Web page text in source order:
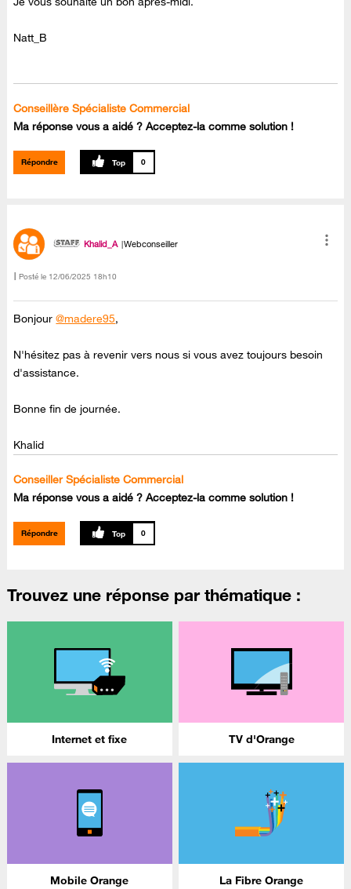
Natt_B
Conseillère Spécialiste Commercial
Ma réponse vous a aidé ? Acceptez-la comme solution !
Répondre 0
Khalid_A Webconseiller
Posté le ‎12/06/2025 18h10
Bonjour@madere95,
N'hésitez pas à revenir vers nous si vous avez toujours besoin
d'assistance.
Bonne fin de journée.
Khalid
Conseiller Spécialiste Commercial
Ma réponse vous a aidé ? Acceptez-la comme solution !
Répondre 0
Trouvez une réponse par thématique :
Internet et fixe TV d'Orange
Mobile Orange La Fibre Orange